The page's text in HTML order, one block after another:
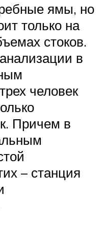
ямы, но
только на
стоков.
в
человек
Причем в
– станция